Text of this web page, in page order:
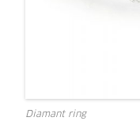
Diamant ring